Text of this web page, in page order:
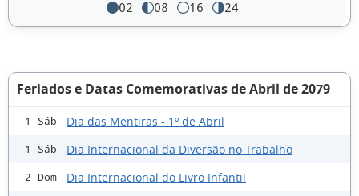
02 08 16 24
Feriados e Datas Comemorativas de Abril de 2079
1 Sáb Dia das Mentiras - 1º de Abril
1 Sáb Dia Internacional da Diversão no Trabalho
2 Dom Dia Internacional do Livro Infantil